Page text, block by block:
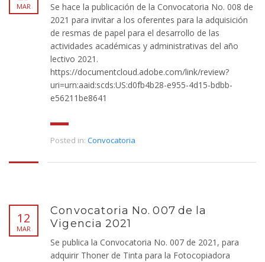
MAR
Se hace la publicación de la Convocatoria No. 008 de
2021 para invitar a los oferentes para la adquisición
de resmas de papel para el desarrollo de las
actividades académicas y administrativas del año
lectivo 2021.
https://documentcloud.adobe.com/link/review?
uri=urn:aaid:scds:US:d0fb4b28-e955-4d15-bdbb-
e56211be8641
Posted in: Convocatoria
12
MAR
Convocatoria No. 007 de la
Vigencia 2021
Se publica la Convocatoria No. 007 de 2021, para
adquirir Thoner de Tinta para la Fotocopiadora